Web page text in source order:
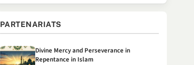
PARTENARIATS
Divine Mercy and Perseverance in
Repentance in Islam